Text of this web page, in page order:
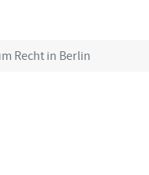
Recht in Berlin